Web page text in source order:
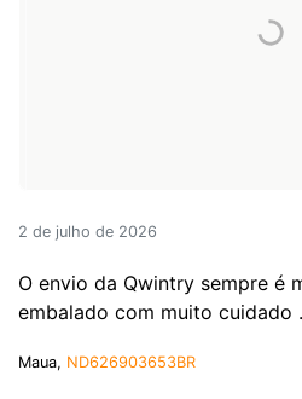
2 de julho de 2026
O envio da Qwintry sempre é
embalado com muito cuidado .
Maua, ND626903653BR